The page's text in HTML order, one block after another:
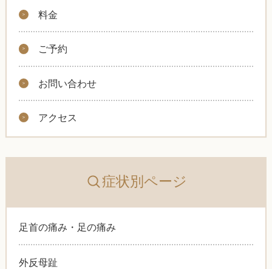
料金
ご予約
お問い合わせ
アクセス
症状別ページ
足首の痛み・足の痛み
外反母趾